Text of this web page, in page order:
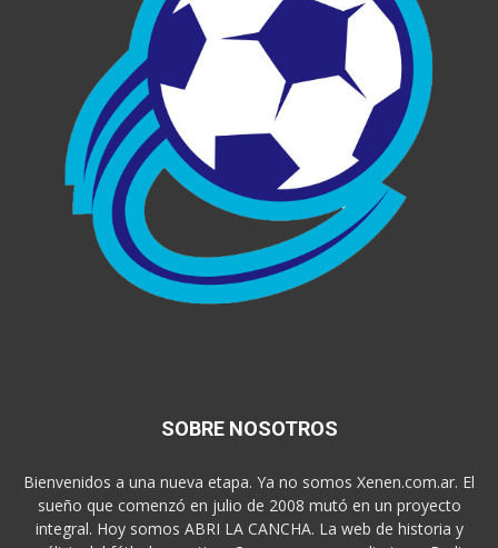
SOBRE NOSOTROS
Bienvenidos a una nueva etapa. Ya no somos Xenen.com.ar. El
sueño que comenzó en julio de 2008 mutó en un proyecto
integral. Hoy somos ABRI LA CANCHA. La web de historia y